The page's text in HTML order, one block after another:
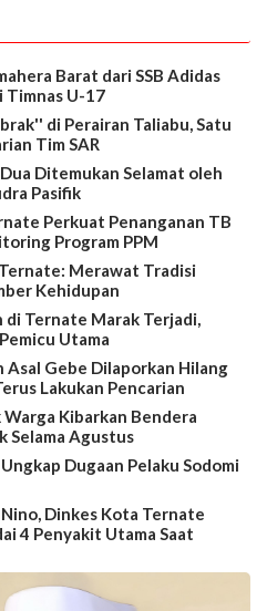
Barat dari SSB Adidas
Timnas U-17
di Perairan Taliabu, Satu
Tim SAR
Ditemukan Selamat oleh
Pasifik
Perkuat Penanganan TB
Program PPM
Merawat Tradisi
Kehidupan
di Ternate Marak Terjadi,
Utama
Asal Gebe Dilaporkan Hilang
Lakukan Pencarian
Kibarkan Bendera
Selama Agustus
Dugaan Pelaku Sodomi
Dinkes Kota Ternate
4 Penyakit Utama Saat